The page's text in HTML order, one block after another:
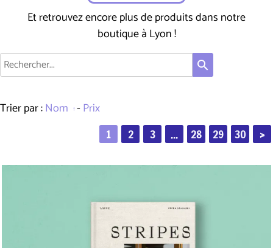
Et retrouvez encore plus de produits dans notre
boutique à Lyon !
search
Trier par :Nom -Prix
1 2 3 ... 28 29 30 >